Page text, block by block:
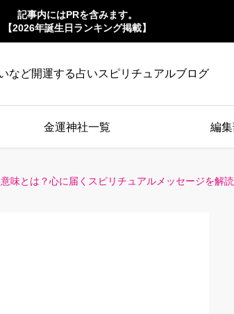
記事内にはPRを含みます。
【2026年誕生日ランキング掲載】
など開運する占いスピリチュアルブログ
金運神社一覧 編
味とは？心に届くスピリチュアルメッセージを解読